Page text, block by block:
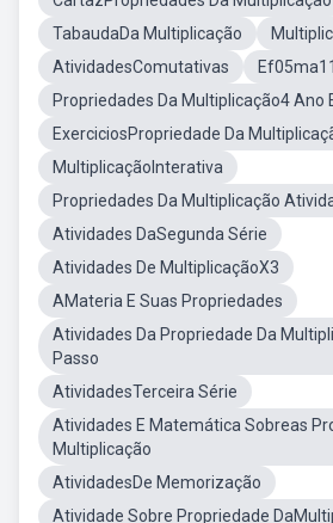
TabaudaDa Multiplicação
AtividadesComutativas
Propriedades Da Multiplicação4 Ano
ExerciciosPropriedade Da
MultiplicaçãoInterativa
Propriedades Da Multiplicação
Atividades DaSegunda Série
Atividades De MultiplicaçãoX3
AMateria E Suas Propriedades
Atividades Da Propriedade Da
Passo
AtividadesTerceira Série
Atividades E Matemática Sobreas
Multiplicação
AtividadesDe Memorização
Atividade Sobre Propriedade